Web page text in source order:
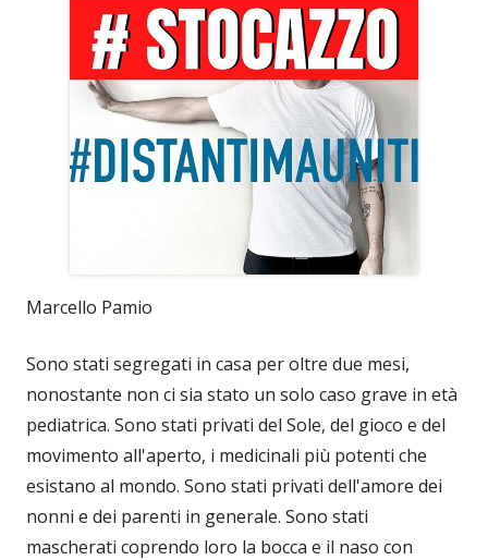
Marcello Pamio
Sono stati segregati in casa per oltre due mesi,
nonostante non ci sia stato un solo caso grave in età
pediatrica. Sono stati privati del Sole, del gioco e del
movimento all'aperto, i medicinali più potenti che
esistano al mondo. Sono stati privati dell'amore dei
nonni e dei parenti in generale. Sono stati
mascherati coprendo loro la bocca e il naso con